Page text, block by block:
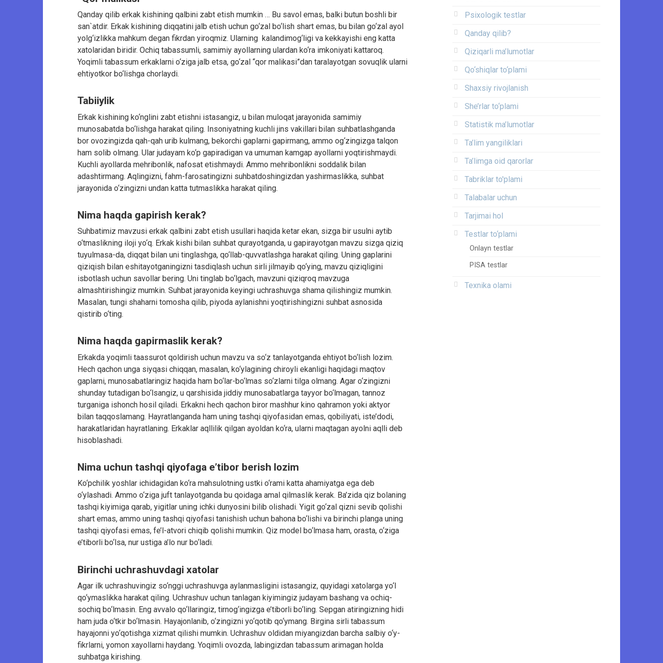
Qanday qilib erkak kishining qalbini zabt etish mumkin … Bu savol emas, balki butun boshli bir
san`atdir. Erkak kishining diqqatini jalb etish uchun go‘zal bo‘lish shart emas, bu bilan go‘zal ayol
yolg‘izlikka mahkum degan fikrdan yiroqmiz. Ularning kalandimog‘ligi va kekkayishi eng katta
xatolaridan biridir. Ochiq tabassumli, samimiy ayollarning ulardan ko‘ra imkoniyati kattaroq.
Yoqimli tabassum erkaklarni o‘ziga jalb etsa, go‘zal “qor malikasi”dan taralayotgan sovuqlik ularni
ehtiyotkor bo‘lishga chorlaydi.
Tabiiylik
Erkak kishining ko‘nglini zabt etishni istasangiz, u bilan muloqat jarayonida samimiy
munosabatda bo‘lishga harakat qiling. Insoniyatning kuchli jins vakillari bilan suhbatlashganda
bor ovozingizda qah-qah urib kulmang, bekorchi gaplarni gapirmang, ammo og‘zingizga talqon
ham solib olmang. Ular judayam ko‘p gapiradigan va umuman kamgap ayollarni yoqtirishmaydi.
Kuchli ayollarda mehribonlik, nafosat etishmaydi. Ammo mehribonlikni soddalik bilan
adashtirmang. Aqlingizni, fahm-farosatingizni suhbatdoshingizdan yashirmaslikka, suhbat
jarayonida o‘zingizni undan katta tutmaslikka harakat qiling.
Nima haqda gapirish kerak?
Suhbatimiz mavzusi erkak qalbini zabt etish usullari haqida ketar ekan, sizga bir usulni aytib
o‘tmaslikning iloji yo‘q. Erkak kishi bilan suhbat qurayotganda, u gapirayotgan mavzu sizga qiziq
tuyulmasa-da, diqqat bilan uni tinglashga, qo‘llab-quvvatlashga harakat qiling. Uning gaplarini
qiziqish bilan eshitayotganingizni tasdiqlash uchun sirli jilmayib qo‘ying, mavzu qiziqligini
isbotlash uchun savollar bering. Uni tinglab bo‘lgach, mavzuni qiziqroq mavzuga
almashtirishingiz mumkin. Suhbat jarayonida keyingi uchrashuvga shama qilishingiz mumkin.
Masalan, tungi shaharni tomosha qilib, piyoda aylanishni yoqtirishingizni suhbat asnosida
qistirib o‘ting.
Nima haqda gapirmaslik kerak?
Erkakda yoqimli taassurot qoldirish uchun mavzu va so‘z tanlayotganda ehtiyot bo‘lish lozim.
Hech qachon unga siyqasi chiqqan, masalan, ko‘ylagining chiroyli ekanligi haqidagi maqtov
gaplarni, munosabatlaringiz haqida ham bo‘lar-bo‘lmas so‘zlarni tilga olmang. Agar o‘zingizni
shunday tutadigan bo‘lsangiz, u qarshisida jiddiy munosabatlarga tayyor bo‘lmagan, tannoz
turganiga ishonch hosil qiladi. Erkakni hech qachon biror mashhur kino qahramon yoki aktyor
bilan taqqoslamang. Hayratlanganda ham uning tashqi qiyofasidan emas, qobiliyati, iste’dodi,
harakatlaridan hayratlaning. Erkaklar aqllilik qilgan ayoldan ko‘ra, ularni maqtagan ayolni aqlli deb
hisoblashadi.
Nima uchun tashqi qiyofaga e’tibor berish lozim
Ko‘pchilik yoshlar ichidagidan ko‘ra mahsulotning ustki o‘rami katta ahamiyatga ega deb
o‘ylashadi. Ammo o‘ziga juft tanlayotganda bu qoidaga amal qilmaslik kerak. Ba’zida qiz bolaning
tashqi kiyimiga qarab, yigitlar uning ichki dunyosini bilib olishadi. Yigit go‘zal qizni sevib qolishi
shart emas, ammo uning tashqi qiyofasi tanishish uchun bahona bo‘lishi va birinchi planga uning
tashqi qiyofasi emas, fe’l-atvori chiqib qolishi mumkin. Qiz model bo‘lmasa ham, orasta, o‘ziga
e’tiborli bo‘lsa, nur ustiga a’lo nur bo‘ladi.
Birinchi uchrashuvdagi xatolar
Agar ilk uchrashuvingiz so‘nggi uchrashuvga aylanmasligini istasangiz, quyidagi xatolarga yo‘l
qo‘ymaslikka harakat qiling. Uchrashuv uchun tanlagan kiyimingiz judayam bashang va ochiq-
sochiq bo‘lmasin. Eng avvalo qo‘llaringiz, tirnog‘ingizga e’tiborli bo‘ling. Sepgan atiringizning hidi
ham juda o‘tkir bo‘lmasin. Hayajonlanib, o‘zingizni yo‘qotib qo‘ymang. Birgina sirli tabassum
hayajonni yo‘qotishga xizmat qilishi mumkin. Uchrashuv oldidan miyangizdan barcha salbiy o‘y-
fikrlarni, yomon xayollarni haydang. Yoqimli ovozda, labingizdan tabassum arimagan holda
suhbatga kirishing.
Psixologik testlar
Qanday qilib?
Qiziqarli ma’lumotlar
Qo‘shiqlar to‘plami
Shaxsiy rivojlanish
She’rlar to‘plami
Statistik ma’lumotlar
Ta’lim yangiliklari
Ta’limga oid qarorlar
Tabriklar to'plami
Talabalar uchun
Tarjimai hol
Testlar to‘plami
Onlayn testlar
PISA testlar
Texnika olami